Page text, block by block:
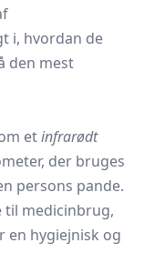
i, hvordan de
den mest
etinfrarødt
der bruges
persons pande.
medicinbrug,
en hygiejnisk og